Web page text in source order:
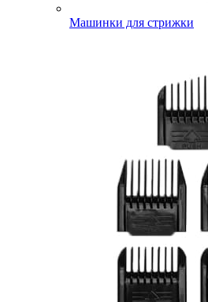
Машинки для стрижки